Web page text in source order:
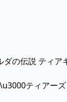
ダの伝説 ティア